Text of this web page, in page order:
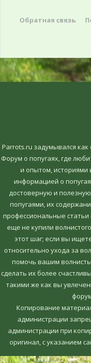
Обратная связь
Parrots.ru задумывался как
Форум о попугаях, где
и опытом, историями
информацией о
достоверную и
попугаями, их
профессиональные статьи
еще не купили
этот шаг; если вы
относительно ухода за
помочь вашим
сделать их более
такими же как вы
Копирование
администрации
администрации при
оригинал, c указанием